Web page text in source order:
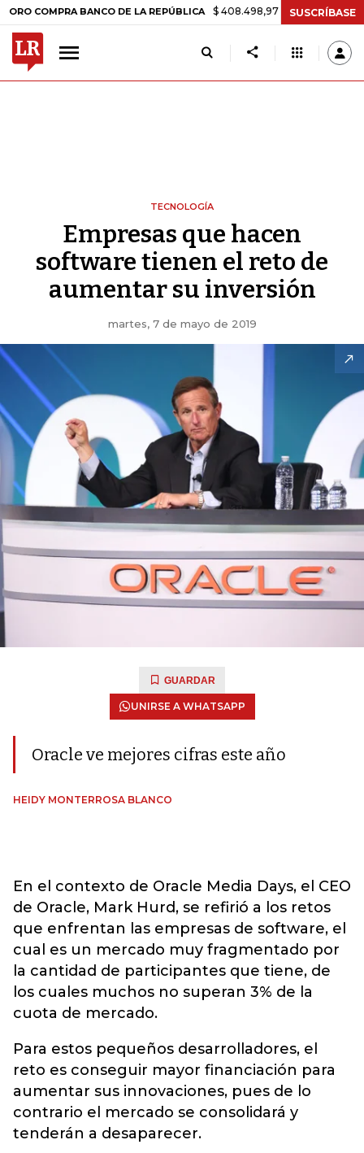
BANCO DE LA REPÚBLICA $ 408.498,97 +$ 8.753,81 +2,19%
SUSCRÍBASE
TECNOLOGÍA
Empresas que hacen
software tienen el reto de
aumentar su inversión
martes, 7 de mayo de 2019
GUARDAR
UNIRSE A WHATSAPP
Oracle ve mejores cifras este año
HEIDY MONTERROSA BLANCO
En el contexto de Oracle Media Days, el CEO
de Oracle, Mark Hurd, se refirió a los retos
que enfrentan las empresas de software, el
cual es un mercado muy fragmentado por
la cantidad de participantes que tiene, de
los cuales muchos no superan 3% de la
cuota de mercado.
Para estos pequeños desarrolladores, el
reto es conseguir mayor financiación para
aumentar sus innovaciones, pues de lo
contrario el mercado se consolidará y
tenderán a desaparecer.